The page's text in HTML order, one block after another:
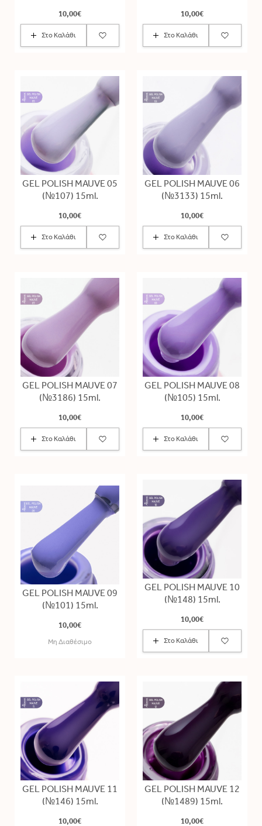
10,00€
Στο Καλάθι
10,00€
Στο Καλάθι
GEL POLISH MAUVE 05
(№107) 15ml.
10,00€
Στο Καλάθι
GEL POLISH MAUVE 06
(№3133) 15ml.
10,00€
Στο Καλάθι
GEL POLISH MAUVE 07
(№3186) 15ml.
10,00€
Στο Καλάθι
GEL POLISH MAUVE 08
(№105) 15ml.
10,00€
Στο Καλάθι
GEL POLISH MAUVE 09
(№101) 15ml.
10,00€
Μη Διαθέσιμο
GEL POLISH MAUVE 10
(№148) 15ml.
10,00€
Στο Καλάθι
GEL POLISH MAUVE 11
(№146) 15ml.
10,00€
GEL POLISH MAUVE 12
(№1489) 15ml.
10,00€